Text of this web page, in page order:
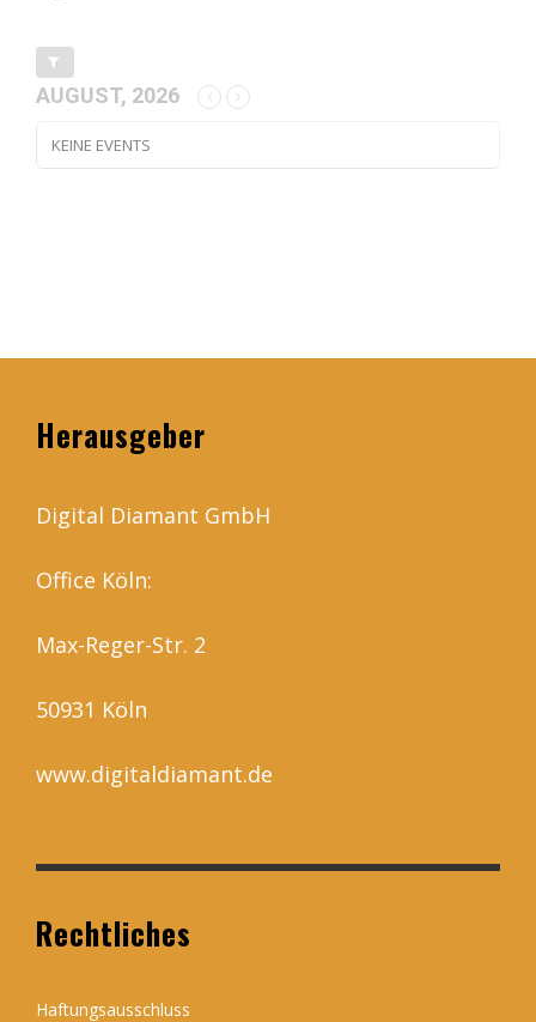
AUGUST, 2026
KEINE EVENTS
Herausgeber
Digital Diamant GmbH
Office Köln:
Max-Reger-Str. 2
50931 Köln
www.digitaldiamant.de
Rechtliches
Haftungsausschluss